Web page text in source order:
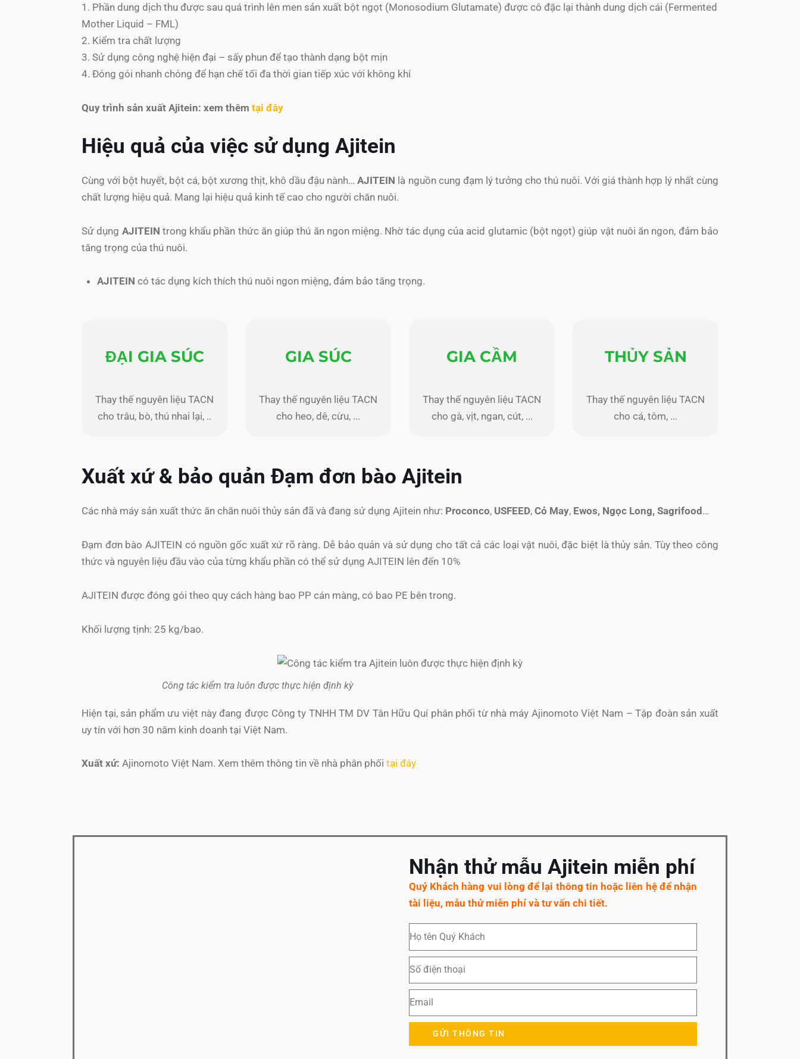
1. Phần dung dịch thu được sau quá trình lên men sản xuất bột ngọt (Monosodium Glutamate) được cô đặc lại thành dung dịch cái (Fermented
Mother Liquid – FML)
2. Kiểm tra chất lượng
3. Sử dụng công nghệ hiện đại – sấy phun để tạo thành dạng bột mịn
4. Đóng gói nhanh chóng để hạn chế tối đa thời gian tiếp xúc với không khí
Quy trình sản xuất Ajitein: xem thêm tại đây
Hiệu quả của việc sử dụng Ajitein
Cùng với bột huyết, bột cá, bột xương thịt, khô dầu đậu nành…AJITEIN là nguồn cung đạm lý tưởng cho thú nuôi. Với giá thành hợp lý nhất cùng
chất lượng hiệu quả. Mang lại hiệu quả kinh tế cao cho người chăn nuôi.
Sử dụng AJITEIN trong khẩu phần thức ăn giúp thú ăn ngon miệng. Nhờ tác dụng của acid glutamic (bột ngọt) giúp vật nuôi ăn ngon, đảm bảo
tăng trọng của thú nuôi.
AJITEIN có tác dụng kích thích thú nuôi ngon miệng, đảm bảo tăng trọng.
ĐẠI GIA SÚC
Thay thế nguyên liệu TACN
cho trâu, bò, thú nhai lại, ..
GIA SÚC
Thay thế nguyên liệu TACN
cho heo, dê, cừu, ...
GIA CẦM
Thay thế nguyên liệu TACN
cho gà, vịt, ngan, cút, ...
THỦY SẢN
Thay thế nguyên liệu TACN
cho cá, tôm, ...
Xuất xứ & bảo quản Đạm đơn bào Ajitein
Các nhà máy sản xuất thức ăn chăn nuôi thủy sản đã và đang sử dụng Ajitein như: Proconco, USFEED, Cỏ May, Ewos, Ngọc Long, Sagrifood …
Đạm đơn bào AJITEIN có nguồn gốc xuất xứ rõ ràng. Dễ bảo quản và sử dụng cho tất cả các loại vật nuôi, đặc biệt là thủy sản. Tùy theo công
thức và nguyên liệu đầu vào của từng khẩu phần có thể sử dụng AJITEIN lên đến 10%
AJITEIN được đóng gói theo quy cách hàng bao PP cán màng, có bao PE bên trong.
Khối lượng tịnh: 25 kg/bao.
Công tác kiểm tra luôn được thực hiện định kỳ
Hiện tại, sản phẩm ưu việt này đang được Công ty TNHH TM DV Tân Hữu Quí phân phối từ nhà máy Ajinomoto Việt Nam – Tập đoàn sản xuất
uy tín với hơn 30 năm kinh doanh tại Việt Nam.
Xuất xứ: Ajinomoto Việt Nam. Xem thêm thông tin về nhà phân phối tại đây
Nhận thử mẫu Ajitein miễn phí
Quý Khách hàng vui lòng để lại thông tin hoặc liên hệ để nhận
tài liệu, mẫu thử miễn phí và tư vấn chi tiết.
GỬI THÔNG TIN